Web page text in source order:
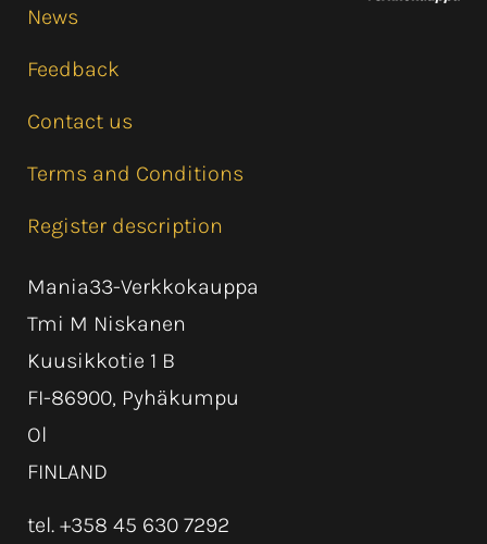
News
Feedback
Contact us
Terms and Conditions
Register description
Mania33-Verkkokauppa
Tmi M Niskanen
Kuusikkotie 1 B
FI-86900, Pyhäkumpu
Ol
FINLAND
tel. +358 45 630 7292